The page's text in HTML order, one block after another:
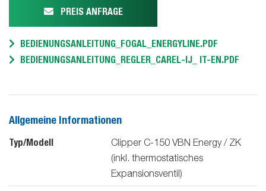
PREIS ANFRAGE
BEDIENUNGSANLEITUNG_FOGAL_ENERGYLINE.PDF
BEDIENUNGSANLEITUNG_REGLER_CAREL-IJ_ IT-EN.PDF
Allgemeine Informationen
Typ/Modell
Clipper C-150 VBN Energy / ZK
(inkl. thermostatisches
Expansionsventil)